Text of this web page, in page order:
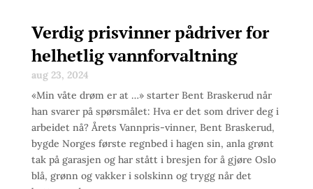
Verdig prisvinner pådriver for
helhetlig vannforvaltning
aug 23, 2024
«Min våte drøm er at …» starter Bent Braskerud når
han svarer på spørsmålet: Hva er det som driver deg i
arbeidet nå? Årets Vannpris-vinner, Bent Braskerud,
bygde Norges første regnbed i hagen sin, anla grønt
tak på garasjen og har stått i bresjen for å gjøre Oslo
blå, grønn og vakker i solskinn og trygg når det